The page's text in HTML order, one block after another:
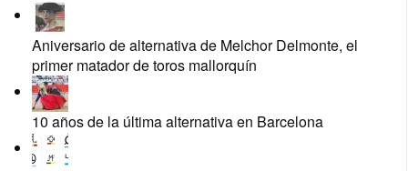
Aniversario de alternativa de Melchor Delmonte, el
primer matador de toros mallorquín
10 años de la última alternativa en Barcelona